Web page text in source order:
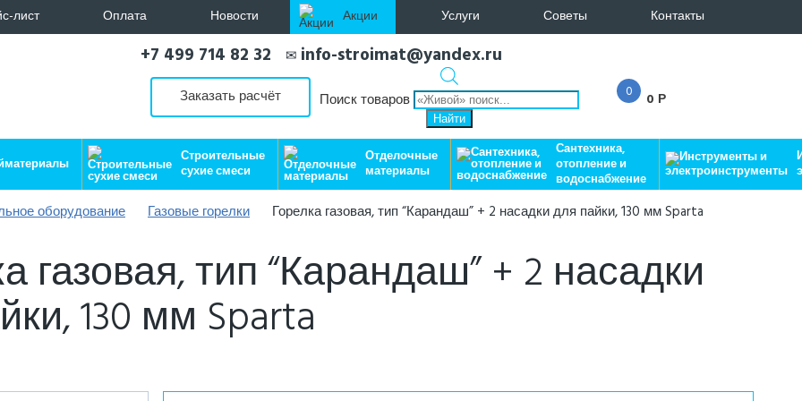
лист Оплата Новости Акции Услуги Советы Контакты
+7 499 714 82 32 ✉ info-stroimat@yandex.ru
Заказать расчёт Поиск товаров
Найти
0 0 Р
Строительные
сухие смеси
Отделочные
материалы
Сантехника,
отопление и
водоснабжение
оборудование Газовые горелки Горелка газовая, тип “Карандаш” + 2 насадки для пайки, 130 мм Sparta
газовая, тип “Карандаш” + 2 насадки
130 мм Sparta